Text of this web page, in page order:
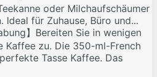
oder Milchaufschäumer
Ideal für Zuhause, Büro und...
】Bereiten Sie in wenigen
Kaffee zu. Die 350-ml-French
Tasse Kaffee. Das